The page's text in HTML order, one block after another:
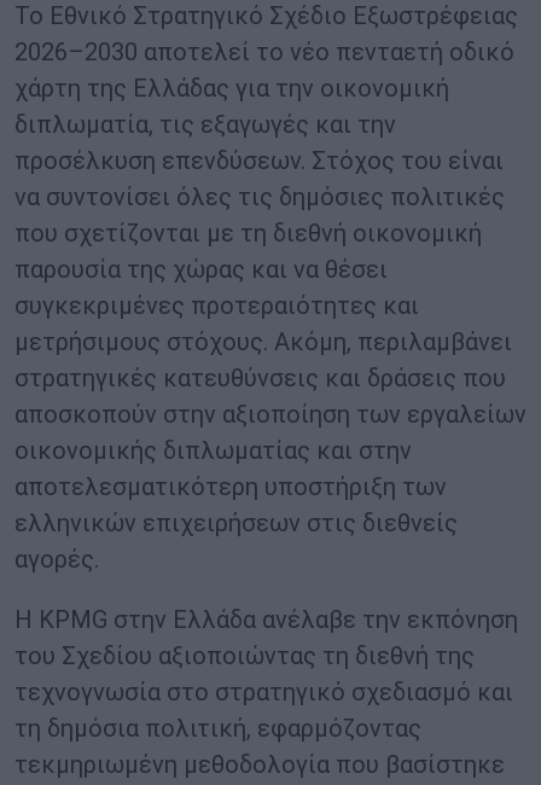
Το Εθνικό Στρατηγικό Σχέδιο Εξωστρέφειας
2026–2030 αποτελεί το νέο πενταετή οδικό
χάρτη της Ελλάδας για την οικονομική
διπλωματία, τις εξαγωγές και την
προσέλκυση επενδύσεων. Στόχος του είναι
να συντονίσει όλες τις δημόσιες πολιτικές
που σχετίζονται με τη διεθνή οικονομική
παρουσία της χώρας και να θέσει
συγκεκριμένες προτεραιότητες και
μετρήσιμους στόχους. Ακόμη, περιλαμβάνει
στρατηγικές κατευθύνσεις και δράσεις που
αποσκοπούν στην αξιοποίηση των εργαλείων
οικονομικής διπλωματίας και στην
αποτελεσματικότερη υποστήριξη των
ελληνικών επιχειρήσεων στις διεθνείς
αγορές.
Η KPMG στην Ελλάδα ανέλαβε την εκπόνηση
του Σχεδίου αξιοποιώντας τη διεθνή της
τεχνογνωσία στο στρατηγικό σχεδιασμό και
τη δημόσια πολιτική, εφαρμόζοντας
τεκμηριωμένη μεθοδολογία που βασίστηκε